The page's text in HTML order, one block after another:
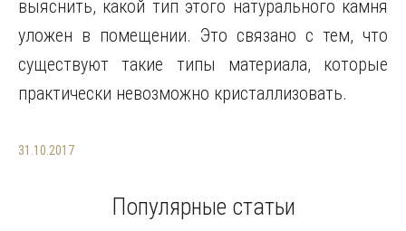
выяснить, какой тип этого натурального камня
уложен в помещении. Это связано с тем, что
существуют такие типы материала, которые
практически невозможно кристаллизовать.
31.10.2017
Популярные статьи